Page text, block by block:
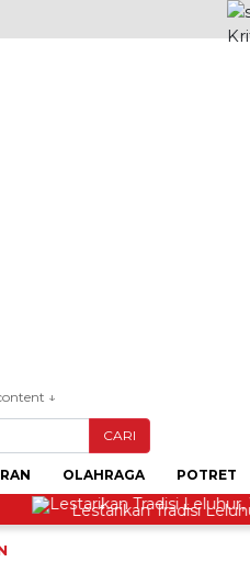
↓
CARI
OLAHRAGA POTRET
Lestarikan Tradisi Leluhur,